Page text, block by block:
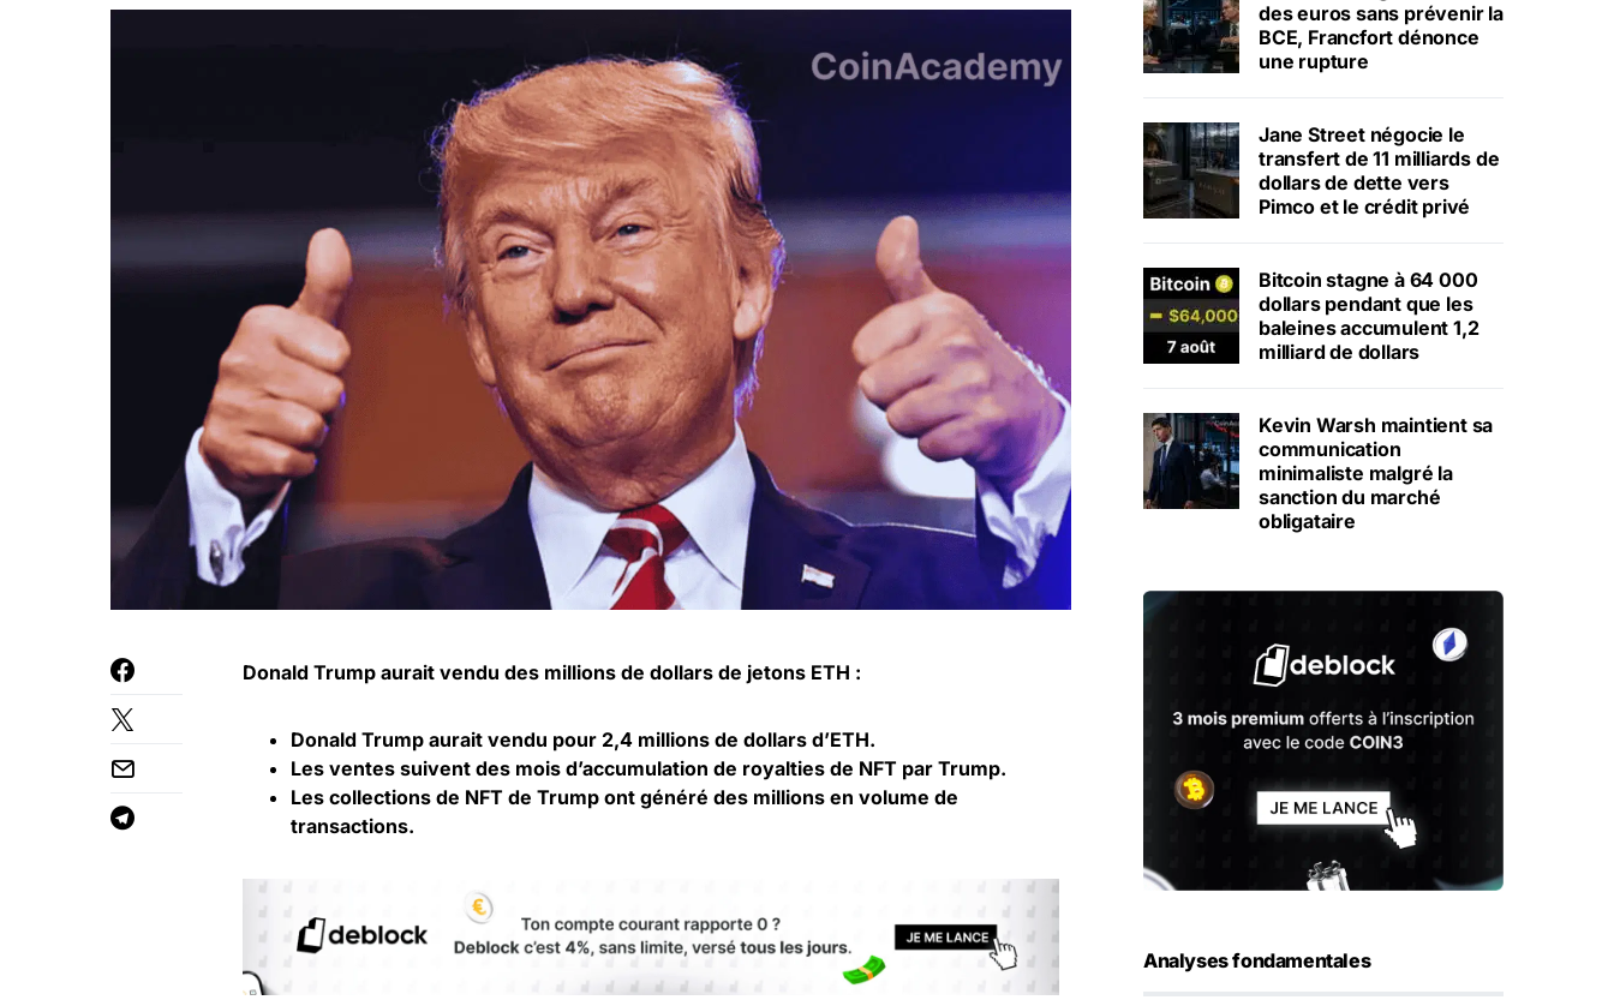
Donald Trump aurait vendu des millions de dollars de jetons ETH :
Donald Trump aurait vendu pour 2,4 millions de dollars d’ETH.
Les ventes suivent des mois d’accumulation de royalties de NFT par Trump.
Les collections de NFT de Trump ont généré des millions en volume de
transactions.
des euros sans prévenir la
BCE, Francfort dénonce
une rupture
Jane Street négocie le
transfert de 11 milliards de
dollars de dette vers
Pimco et le crédit privé
Bitcoin stagne à 64 000
dollars pendant que les
baleines accumulent 1,2
milliard de dollars
Kevin Warsh maintient sa
communication
minimaliste malgré la
sanction du marché
obligataire
Analyses fondamentales